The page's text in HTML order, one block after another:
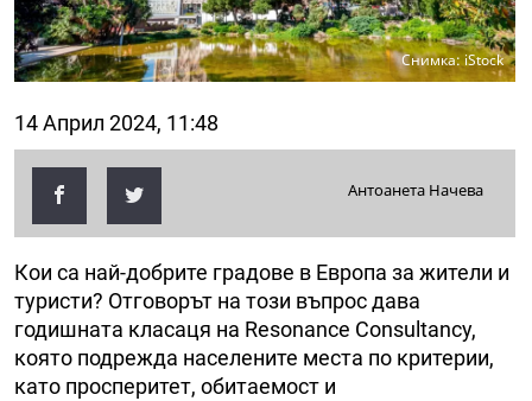
Снимка: iStock
14 Април 2024, 11:48
Антоанета Начева
Кои са най-добрите градове в Европа за жители и
туристи? Отговорът на този въпрос дава
годишната класаця на Resonance Consultancy,
която подрежда населените места по критерии,
като просперитет, обитаемост и